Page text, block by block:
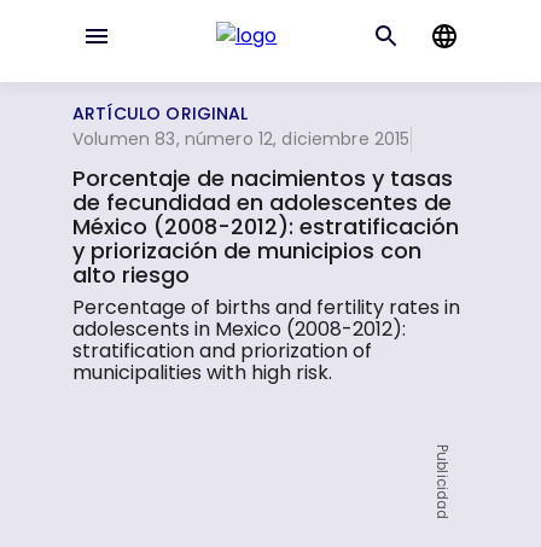
ARTÍCULO ORIGINAL
Volumen 83, número 12, diciembre 2015
Porcentaje de nacimientos y tasas
de fecundidad en adolescentes de
México (2008-2012): estratificación
y priorización de municipios con
alto riesgo
Percentage of births and fertility rates in
adolescents in Mexico (2008-2012):
stratification and priorization of
municipalities with high risk.
Publicidad